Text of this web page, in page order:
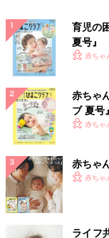
育児の
夏号』
いっぱ
赤ちゃ
赤ちゃ
ブ 夏号
く！ お
赤ちゃ
赤ちゃ
赤ちゃ
ライフ